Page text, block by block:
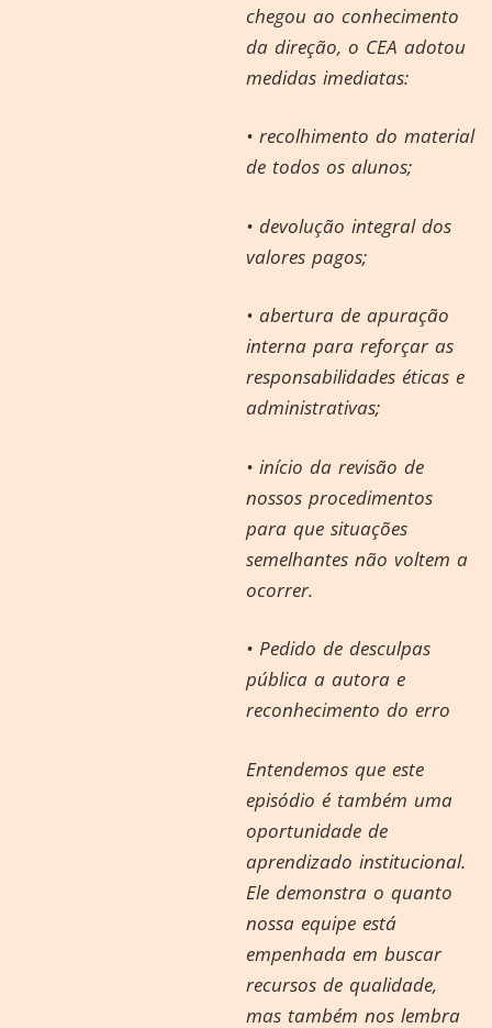
chegou ao conhecimento
da direção, o CEA adotou
medidas imediatas:
• recolhimento do material
de todos os alunos;
• devolução integral dos
valores pagos;
• abertura de apuração
interna para reforçar as
responsabilidades éticas e
administrativas;
• início da revisão de
nossos procedimentos
para que situações
semelhantes não voltem a
ocorrer.
• Pedido de desculpas
pública a autora e
reconhecimento do erro
Entendemos que este
episódio é também uma
oportunidade de
aprendizado institucional.
Ele demonstra o quanto
nossa equipe está
empenhada em buscar
recursos de qualidade,
mas também nos lembra